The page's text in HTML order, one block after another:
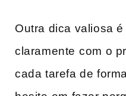
Outra dica valiosa‍
claramente⁢ com o
cada tarefa de